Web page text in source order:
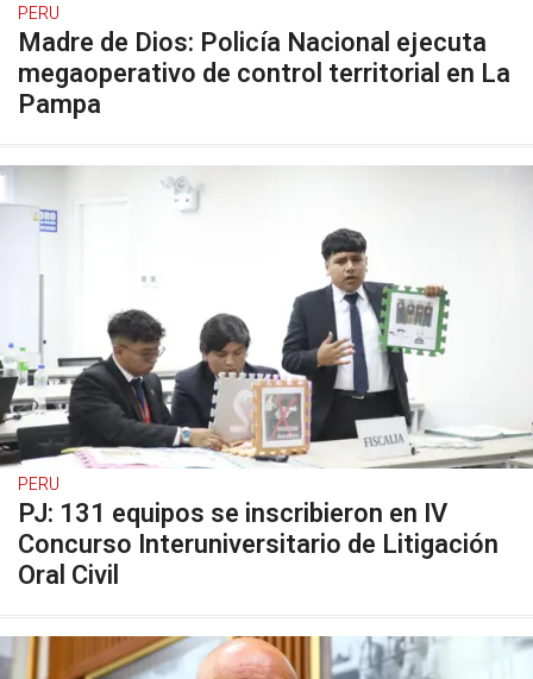
PERU
Madre de Dios: Policía Nacional ejecuta
megaoperativo de control territorial en La
Pampa
PERU
PJ: 131 equipos se inscribieron en IV
Concurso Interuniversitario de Litigación
Oral Civil